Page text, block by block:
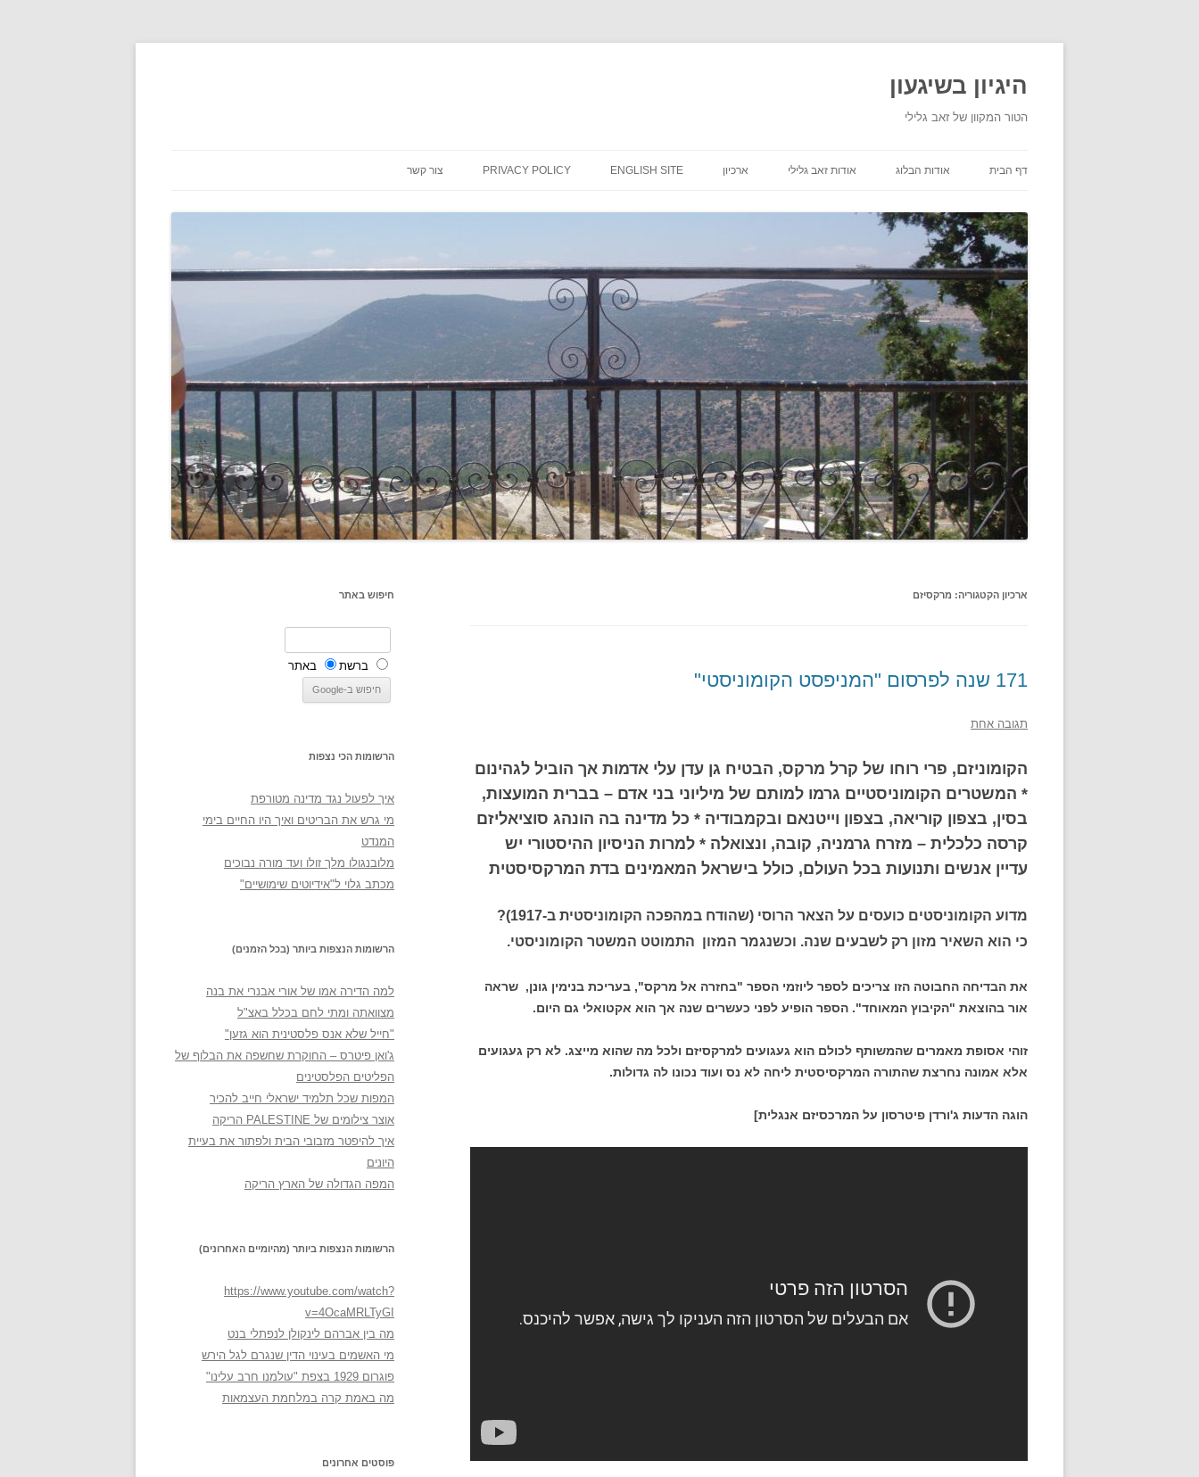
היגיון בשיגעון
הטור המקוון של זאב גלילי
דף הבית אודות הבלוג אודות זאב גלילי ארכיון ENGLISH SITE
PRIVACY POLICY צור קשר
ארכיון הקטגוריה: מרקסיזם
171 שנה לפרסום "המניפסט הקומוניסטי"
תגובה אחת
הקומוניזם, פרי רוחו של קרל מרקס, הבטיח גן עדן עלי אדמות אך הוביל לגהינום
* המשטרים הקומוניסטיים גרמו למותם של מיליוני בני אדם – בברית המועצות,
בסין, בצפון קוריאה, בצפון וייטנאם ובקמבודיה * כל מדינה בה הונהג סוציאליזם
קרסה כלכלית – מזרח גרמניה, קובה, ונצואלה * למרות הניסיון ההיסטורי יש
עדיין אנשים ותנועות בכל העולם, כולל בישראל המאמינים בדת המרקסיסטית
מדוע הקומוניסטים כועסים על הצאר הרוסי (שהודח במהפכה הקומוניסטית ב-1917)?
כי הוא השאיר מזון רק לשבעים שנה. וכשנגמר המזון התמוטט המשטר הקומוניסטי.
את הבדיחה החבוטה הזו צריכים לספר ליוזמי הספר "בחזרה אל מרקס", בעריכת בנימין גונן, שראה
אור בהוצאת "הקיבוץ המאוחד". הספר הופיע לפני כעשרים שנה אך הוא אקטואלי גם היום.
זוהי אסופת מאמרים שהמשותף לכולם הוא געגועים למרקסיזם ולכל מה שהוא מייצג. לא רק געגועים
אלא אמונה נחרצת שהתורה המרקסיסטית ליחה לא נס ועוד נכונו לה גדולות.
הוגה הדעות ג'ורדן פיטרסון על המרכסיזם אנגלית]
חיפוש באתר
ברשת באתר
הרשומות הכי נצפות
איך לפעול נגד מדינה מטורפת
מי גרש את הבריטים ואיך היו החיים בימי
המנדט
מלובנגולו מלך זולו ועד מורה נבוכים
מכתב גלוי ל"אידיוטים שימושיים"
הרשומות הנצפות ביותר (בכל הזמנים)
למה הדירה אמו של אורי אבנרי את בנה
מצוואתה ומתי לחם בכלל באצ"ל
"חייל שלא אנס פלסטינית הוא גזען"
ג'ואן פיטרס – החוקרת שחשפה את הבלוף של
הפליטים הפלסטינים
המפות שכל תלמיד ישראלי חייב להכיר
אוצר צילומים של PALESTINE הריקה
איך להיפטר מזבובי הבית ולפתור את בעיית
היונים
המפה הגדולה של הארץ הריקה
הרשומות הנצפות ביותר (מהיומיים האחרונים)
https://www.youtube.com/watch?
v=4OcaMRLTyGI
מה בין אברהם לינקולן לנפתלי בנט
מי האשמים בעינוי הדין שנגרם לגל הירש
פוגרום 1929 בצפת "עולמנו חרב עלינו"
מה באמת קרה במלחמת העצמאות
פוסטים אחרונים